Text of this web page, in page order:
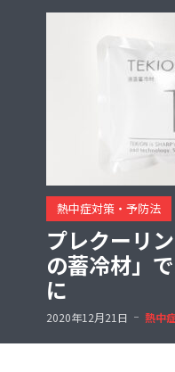
熱中症対策・予防法
プレクーリ
の蓄冷材」
に
2020年12月21日 熱中